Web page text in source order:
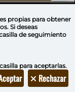
Gemela Feng 1
Mheagan
propiaspara obtener
Si deseas
de seguimiento
para aceptarlas.
Rechazar